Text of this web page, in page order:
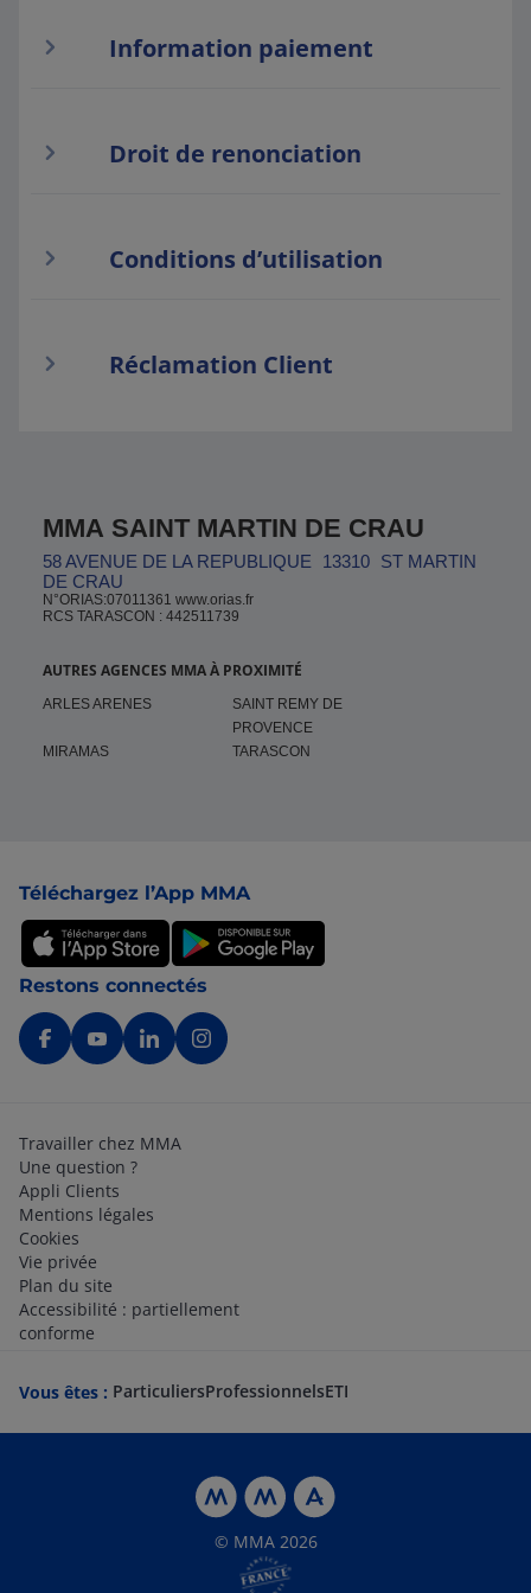
Information paiement
Droit de renonciation
Conditions d’utilisation
Réclamation Client
MMA SAINT MARTIN DE CRAU
58 AVENUE DE LA REPUBLIQUE 13310 ST MARTIN
DE CRAU
N°ORIAS:07011361 www.orias.fr
RCS TARASCON : 442511739
AUTRES AGENCES MMA À PROXIMITÉ
ARLES ARENES
SAINT REMY DE
PROVENCE
MIRAMAS
TARASCON
Téléchargez l’App MMA
Restons connectés
Travailler chez MMA
Une question ?
Appli Clients
Mentions légales
Cookies
Vie privée
Plan du site
Accessibilité : partiellement
conforme
Vous êtes : ParticuliersProfessionnelsETI
© MMA 2026